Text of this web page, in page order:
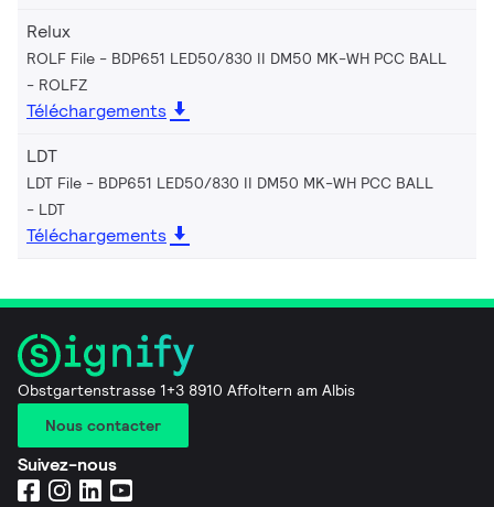
Relux
ROLF File - BDP651 LED50/830 II DM50 MK-WH PCC BALL
ROLFZ
Téléchargements
LDT
LDT File - BDP651 LED50/830 II DM50 MK-WH PCC BALL
LDT
Téléchargements
Obstgartenstrasse 1+3 8910 Affoltern am Albis
Nous contacter
Suivez-nous